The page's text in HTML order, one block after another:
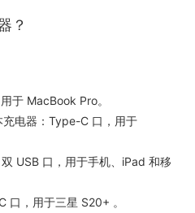
？
于 MacBook Pro。
电器：Type-C 口，用于
USB 口，用于手机、iPad 和移
口，用于三星 S20+ 。